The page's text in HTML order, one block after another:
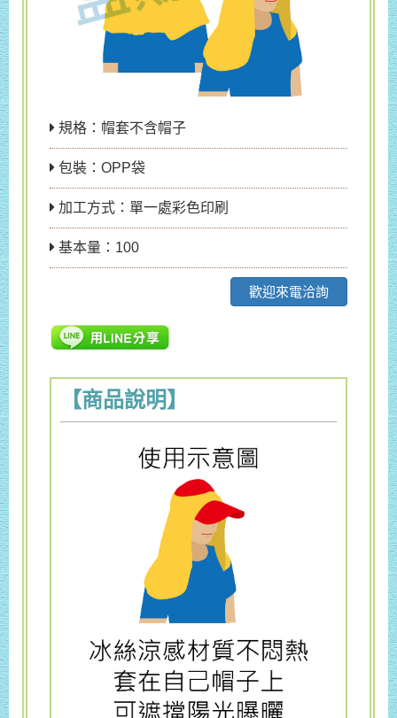
規格：帽套不含帽子
包裝：OPP袋
加工方式：單一處彩色印刷
基本量：100
歡迎來電洽詢
【商品說明】